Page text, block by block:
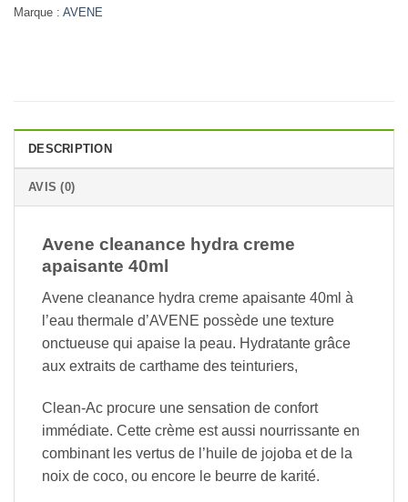
Marque : AVENE
DESCRIPTION
AVIS (0)
Avene cleanance hydra creme
apaisante 40ml
Avene cleanance hydra creme apaisante 40ml à
l’eau thermale d’AVENE possède une texture
onctueuse qui apaise la peau. Hydratante grâce
aux extraits de carthame des teinturiers,
Clean-Ac procure une sensation de confort
immédiate. Cette crème est aussi nourrissante en
combinant les vertus de l’huile de jojoba et de la
noix de coco, ou encore le beurre de karité.